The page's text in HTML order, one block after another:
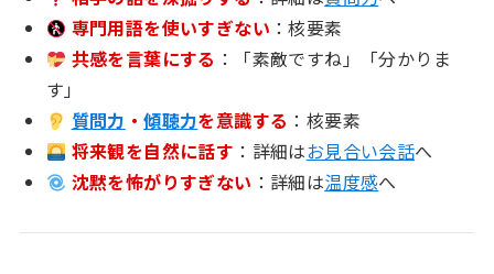
専門用語を使いすぎない ：核要素
共感を言葉にする ：「素敵ですね」「分かりま
す」
質問力 ・傾聴力を意識する ：核要素
将来観を自然に話す ：詳細はお見合い会話へ
沈黙を怖がりすぎない ：詳細は温度感へ